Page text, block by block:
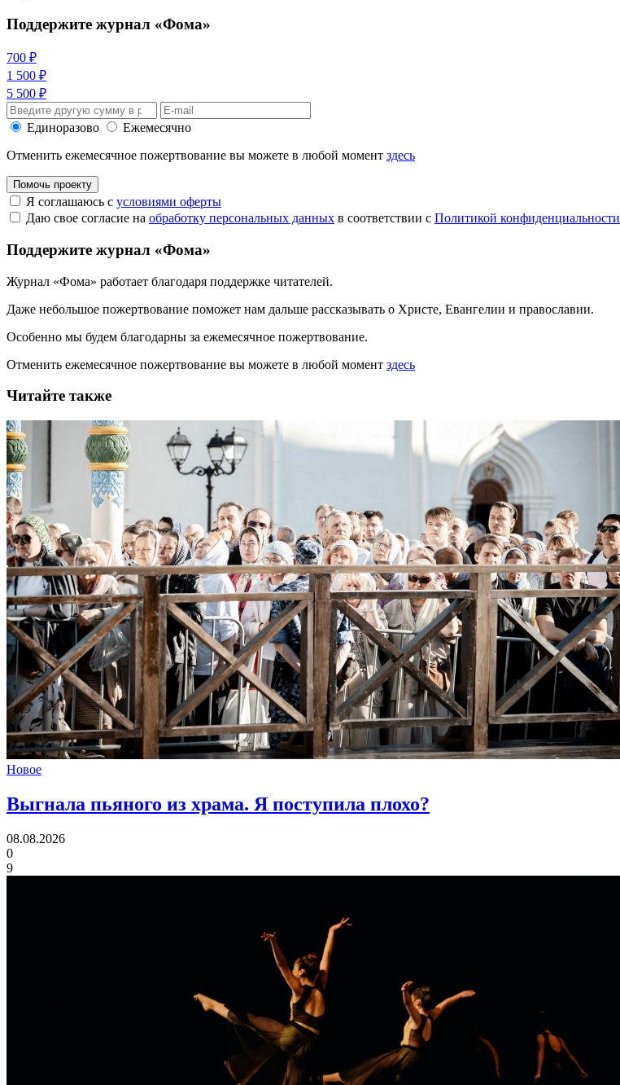
Поддержите журнал «Фома»
700 ₽
1 500 ₽
5 500 ₽
Единоразово
Ежемесячно
Отменить ежемесячное пожертвование вы можете в любой момент здесь
Помочь проекту
Я соглашаюсь с условиями оферты
Даю свое согласие на обработку персональных данных в соответствии с Политикой конфиденциальности
Поддержите журнал «Фома»
Журнал «Фома» работает благодаря поддержке читателей.
Даже небольшое пожертвование поможет нам дальше рассказывать о Христе, Евангелии и православии.
Особенно мы будем благодарны за ежемесячное пожертвование.
Отменить ежемесячное пожертвование вы можете в любой момент здесь
Читайте также
Новое
Выгнала пьяного из храма. Я поступила плохо?
08.08.2026
0
9